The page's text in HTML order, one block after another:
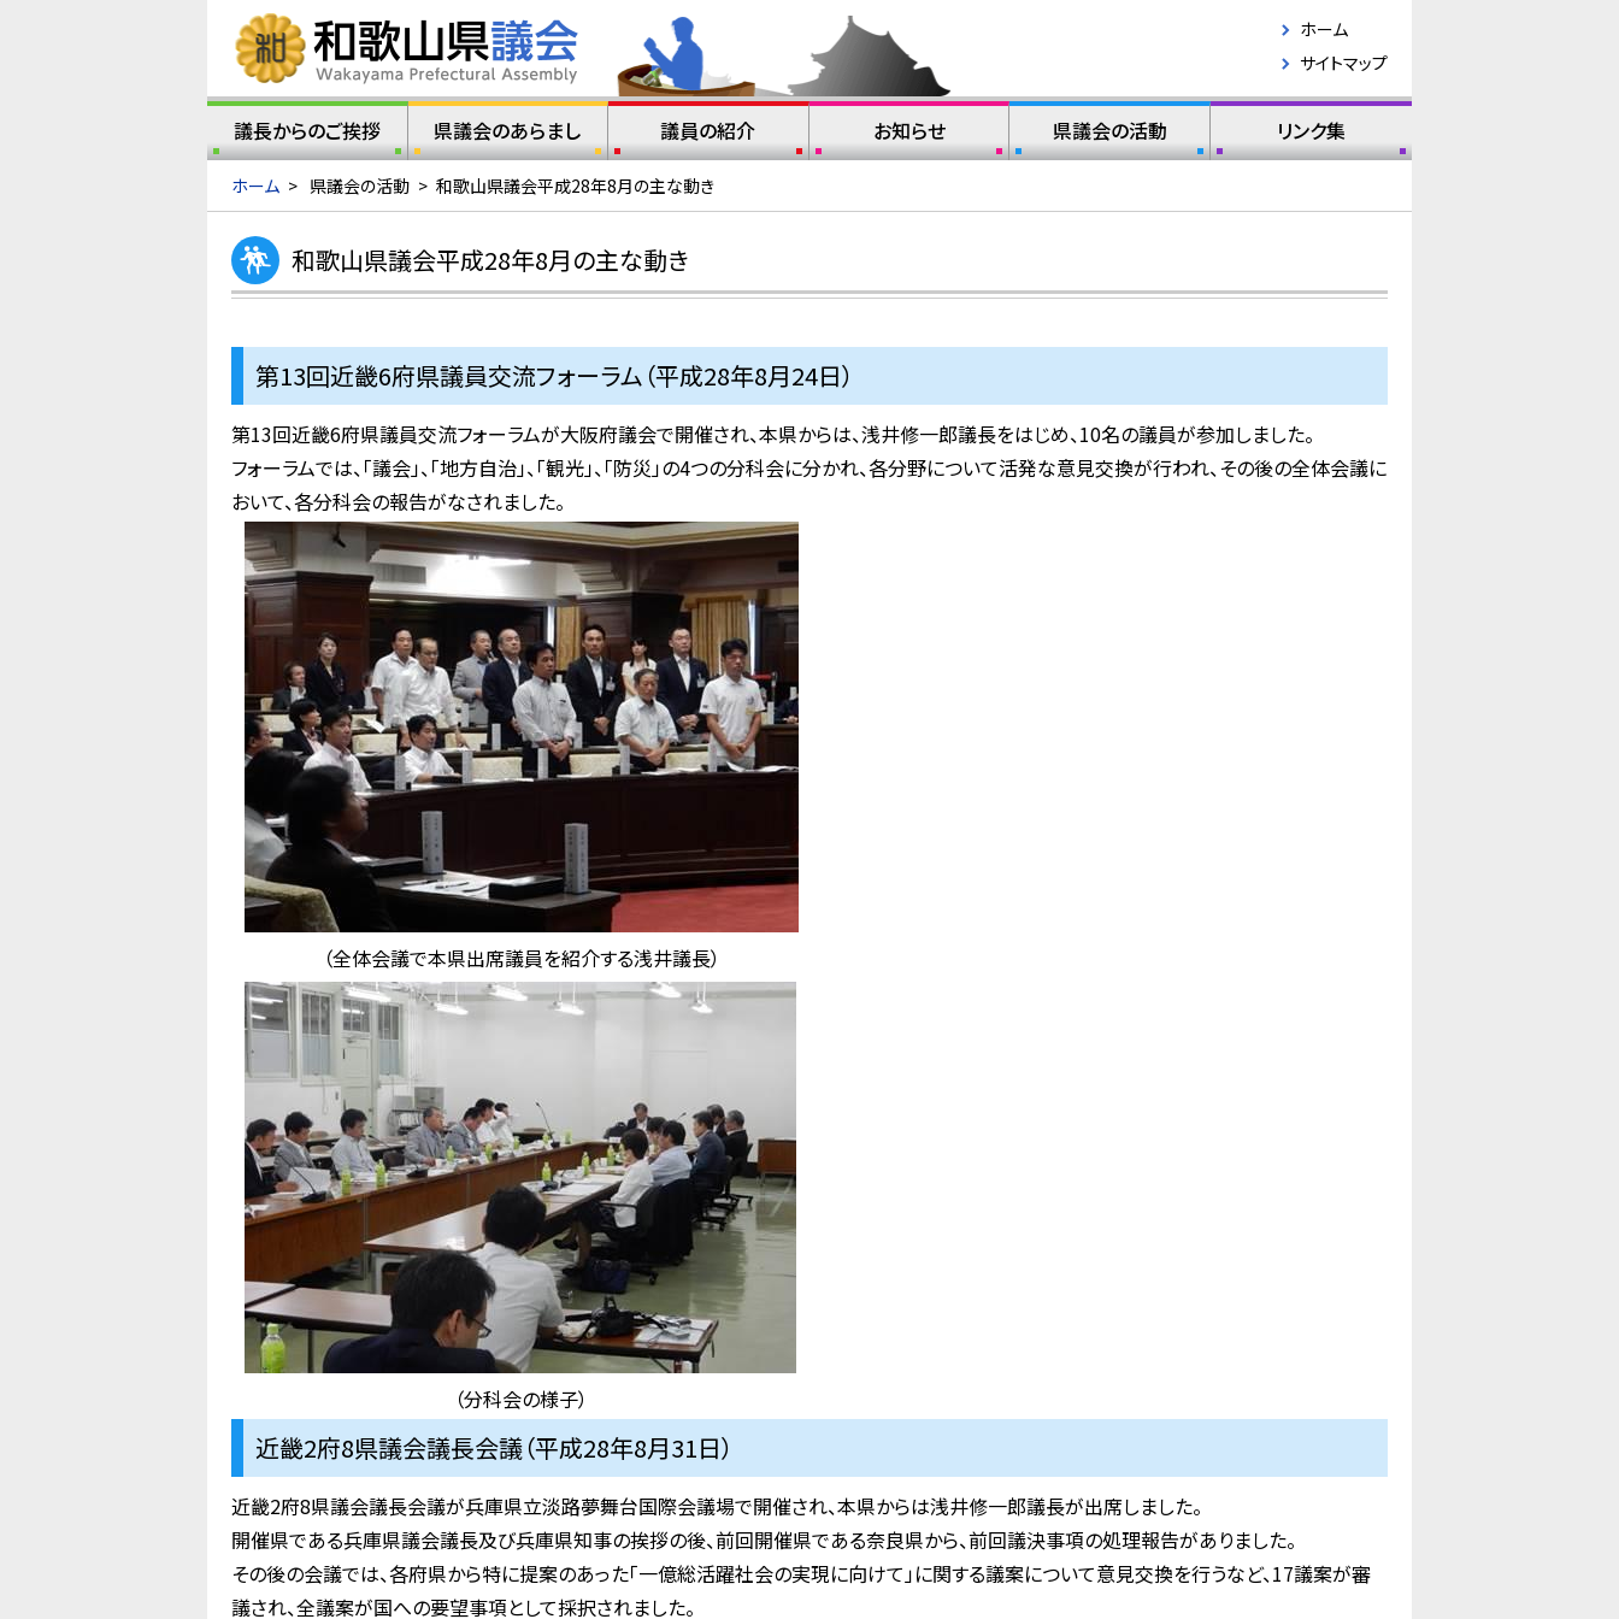
ホーム
サイトマップ
議長からのご挨拶 県議会のあらまし 議員の紹介 お知らせ 県議会の活動 リンク集
ホーム > 県議会の活動 > 和歌山県議会平成28年8月の主な動き
和歌山県議会平成28年8月の主な動き
第13回近畿6府県議員交流フォーラム（平成28年8月24日）
第13回近畿6府県議員交流フォーラムが大阪府議会で開催され、本県からは、浅井修一郎議長をはじめ、10名の議員が参加しました。
フォーラムでは、「議会」、「地方自治」、「観光」、「防災」の4つの分科会に分かれ、各分野について活発な意見交換が行われ、その後の全体会議に
おいて、各分科会の報告がなされました。
（全体会議で本県出席議員を紹介する浅井議長）
（分科会の様子）
近畿2府8県議会議長会議（平成28年8月31日）
近畿2府8県議会議長会議が兵庫県立淡路夢舞台国際会議場で開催され、本県からは浅井修一郎議長が出席しました。
開催県である兵庫県議会議長及び兵庫県知事の挨拶の後、前回開催県である奈良県から、前回議決事項の処理報告がありました。
その後の会議では、各府県から特に提案のあった「一億総活躍社会の実現に向けて」に関する議案について意見交換を行うなど、17議案が審
議され、全議案が国への要望事項として採択されました。